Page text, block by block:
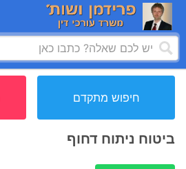
חיפוש מתקדם
ביטוח ניתוח דחוף